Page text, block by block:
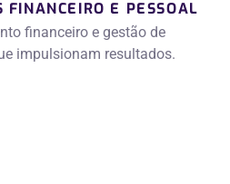
FINANCEIRO E PESSOAL
financeiro e gestão de
impulsionam resultados.